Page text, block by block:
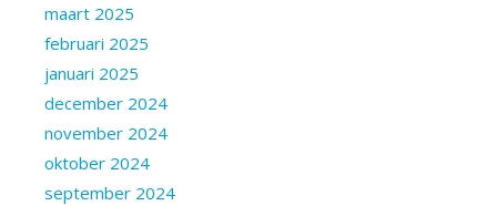
maart 2025
februari 2025
januari 2025
december 2024
november 2024
oktober 2024
september 2024